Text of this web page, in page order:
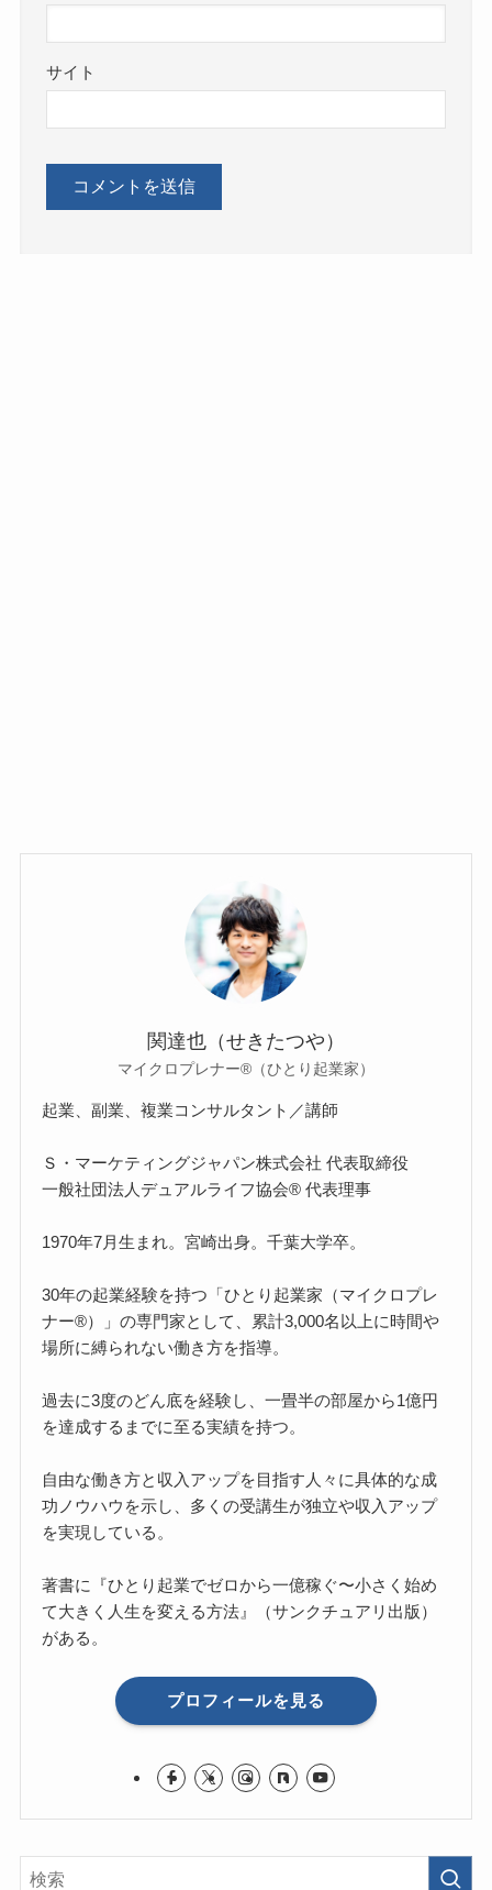
サイト
関達也（せきたつや）
マイクロプレナー®（ひとり起業家）
起業、副業、複業コンサルタント／講師
Ｓ・マーケティングジャパン株式会社 代表取締役
一般社団法人デュアルライフ協会® 代表理事
1970年7月生まれ。宮崎出身。千葉大学卒。
30年の起業経験を持つ「ひとり起業家（マイクロプレ
ナー®）」の専門家として、累計3,000名以上に時間や
場所に縛られない働き方を指導。
過去に3度のどん底を経験し、一畳半の部屋から1億円
を達成するまでに至る実績を持つ。
自由な働き方と収入アップを目指す人々に具体的な成
功ノウハウを示し、多くの受講生が独立や収入アップ
を実現している。
著書に『ひとり起業でゼロから一億稼ぐ〜小さく始め
て大きく人生を変える方法』（サンクチュアリ出版）
がある。
プロフィールを見る